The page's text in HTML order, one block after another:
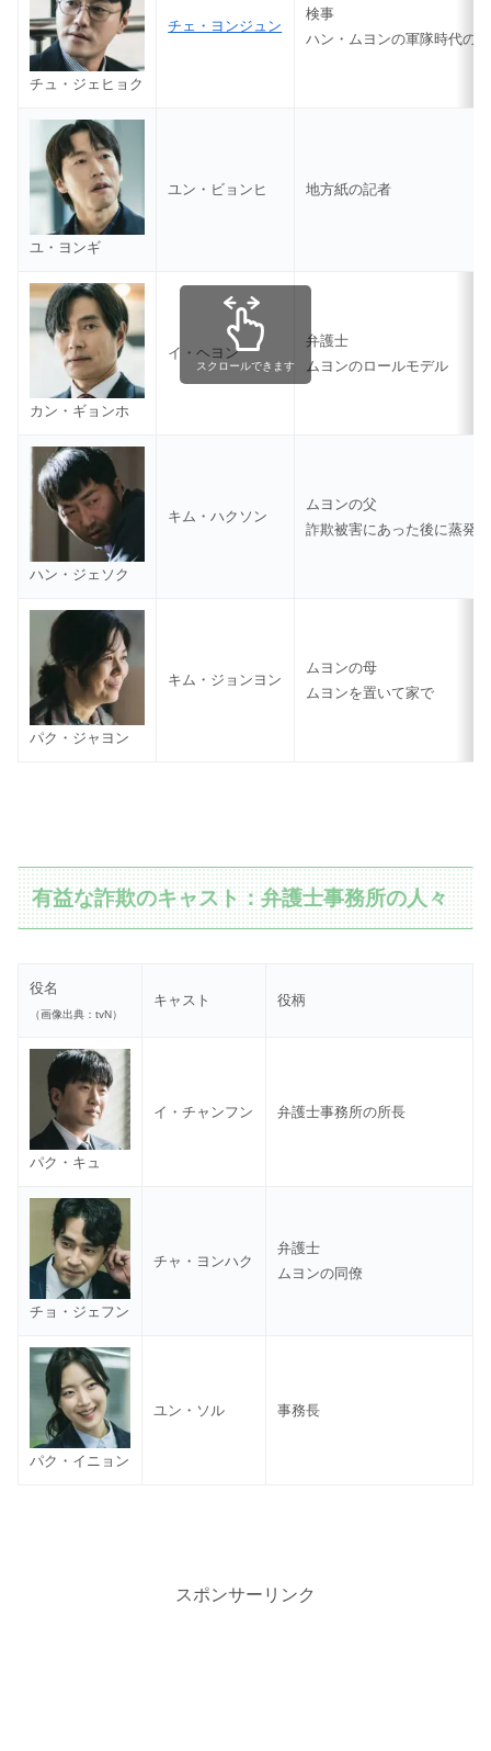
チュ・ジェヒョク
チェ・ヨンジュン
検事
ハン・ムヨンの軍隊時代の
ユ・ヨンギ
ユン・ビョンヒ 地方紙の記者
カン・ギョンホ
イ・ヘヨン
弁護士
ムヨンのロールモデル
ハン・ジェソク
キム・ハクソン
ムヨンの父
詐欺被害にあった後に蒸発
パク・ジャヨン
キム・ジョンヨン
ムヨンの母
ムヨンを置いて家で
スクロールできます
有益な詐欺のキャスト：弁護士事務所の人々
役名
（画像出典：tvN）
キャスト 役柄
パク・キュ
イ・チャンフン 弁護士事務所の所長
チョ・ジェフン
チャ・ヨンハク
弁護士
ムヨンの同僚
パク・イニョン
ユン・ソル 事務長
スポンサーリンク